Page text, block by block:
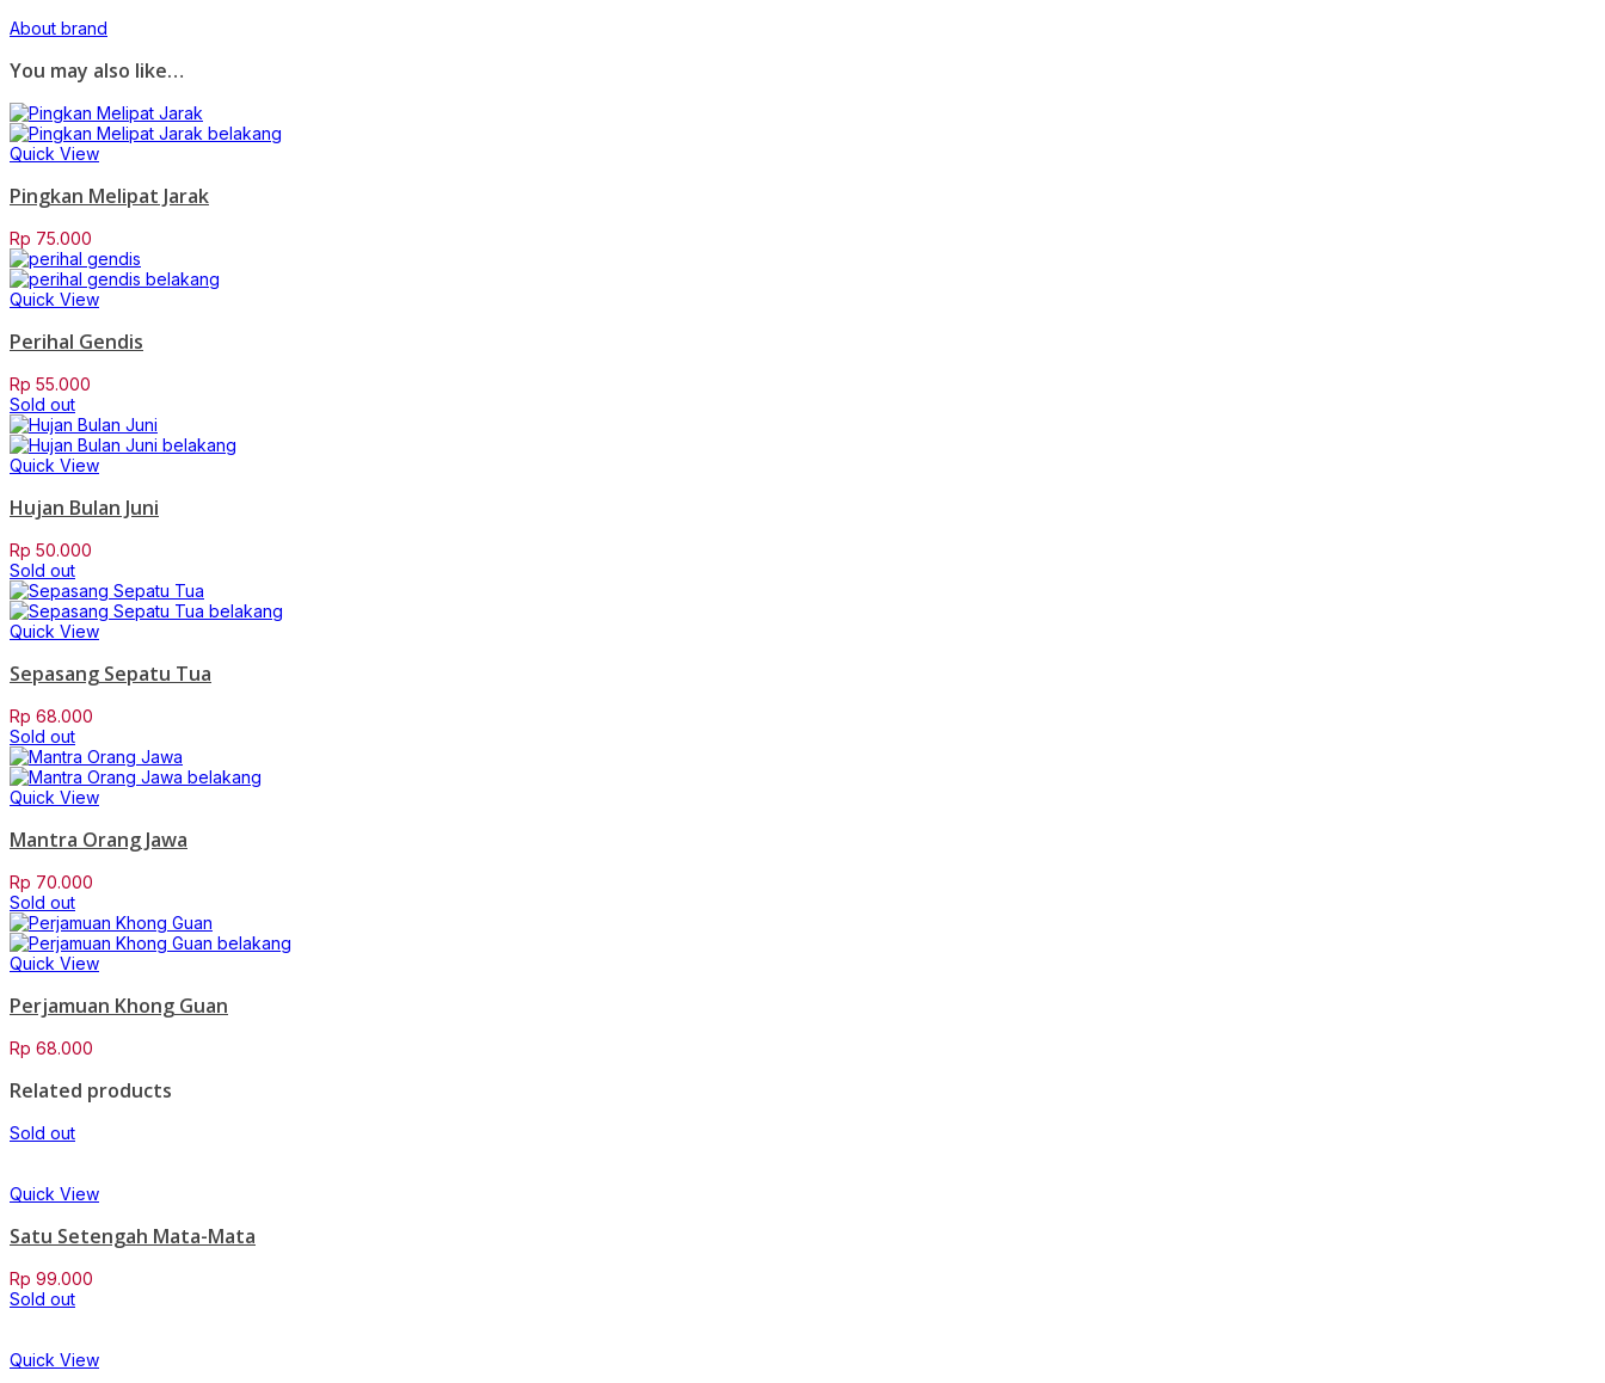
About brand
You may also like…
Quick View
Pingkan Melipat Jarak
Rp 75.000
Quick View
Perihal Gendis
Rp 55.000
Sold out
Quick View
Hujan Bulan Juni
Rp 50.000
Sold out
Quick View
Sepasang Sepatu Tua
Rp 68.000
Sold out
Quick View
Mantra Orang Jawa
Rp 70.000
Sold out
Quick View
Perjamuan Khong Guan
Rp 68.000
Related products
Sold out
Quick View
Satu Setengah Mata-Mata
Rp 99.000
Sold out
Quick View